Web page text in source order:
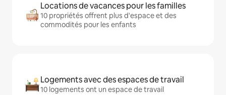
Locations de vacances pour les familles
10 propriétés offrent plus d'espace et des
commodités pour les enfants
Logements avec des espaces de travail
10 logements ont un espace de travail